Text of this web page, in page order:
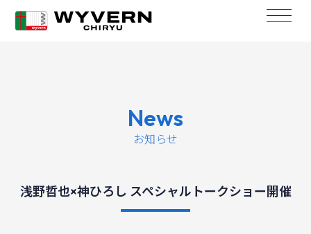
News
お知らせ
浅野哲也×神ひろし スペシャルトークショー開催